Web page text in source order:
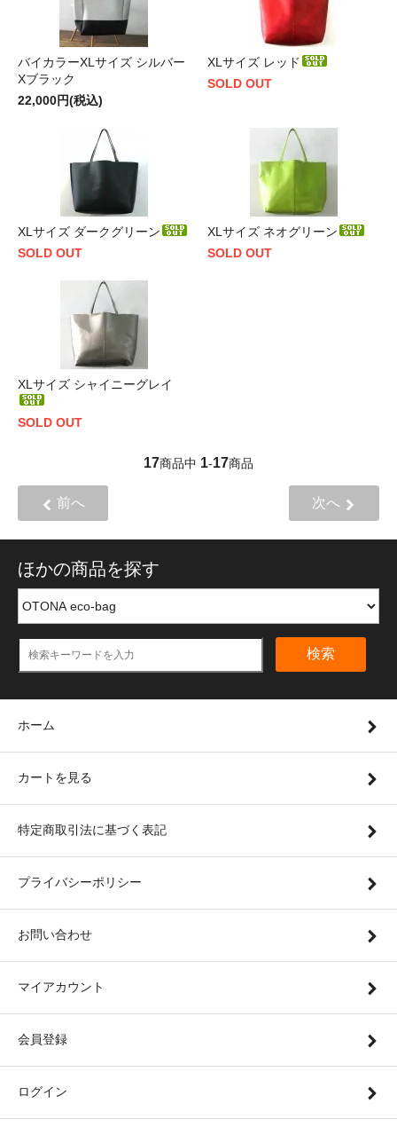
バイカラーXLサイズ シルバー
Xブラック
22,000円(税込)
XLサイズ レッド
SOLD OUT
XLサイズ ダークグリーン
SOLD OUT
XLサイズ ネオグリーン
SOLD OUT
XLサイズ シャイニーグレイ
SOLD OUT
17商品中 1-17商品
前へ 次へ
ほかの商品を探す
検索
ホーム
カートを見る
特定商取引法に基づく表記
プライバシーポリシー
お問い合わせ
マイアカウント
会員登録
ログイン